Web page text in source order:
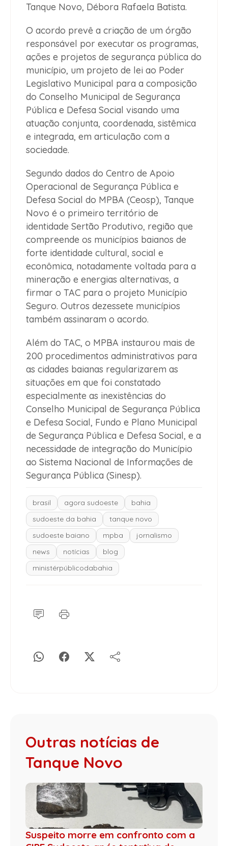
Tanque Novo, Débora Rafaela Batista.
O acordo prevê a criação de um órgão
responsável por executar os programas,
ações e projetos de segurança pública do
município, um projeto de lei ao Poder
Legislativo Municipal para a composição
do Conselho Municipal de Segurança
Pública e Defesa Social visando uma
atuação conjunta, coordenada, sistêmica
e integrada, em articulação com a
sociedade.
Segundo dados do Centro de Apoio
Operacional de Segurança Pública e
Defesa Social do MPBA (Ceosp), Tanque
Novo é o primeiro território de
identidade Sertão Produtivo, região que
compreende os municípios baianos de
forte identidade cultural, social e
econômica, notadamente voltada para a
mineração e energias alternativas, a
firmar o TAC para o projeto Município
Seguro. Outros dezessete municípios
também assinaram o acordo.
Além do TAC, o MPBA instaurou mais de
200 procedimentos administrativos para
as cidades baianas regularizarem as
situações em que foi constatado
especialmente as inexistências do
Conselho Municipal de Segurança Pública
e Defesa Social, Fundo e Plano Municipal
de Segurança Pública e Defesa Social, e a
necessidade de integração do Município
ao Sistema Nacional de Informações de
Segurança Pública (Sinesp).
brasil agora sudoeste
bahia
sudoeste da bahia
tanque novo
sudoeste baiano
mpba
jornalismo
news
notícias
blog
ministérpúblicodabahia
Outras notícias de
Tanque Novo
Suspeito morre em confronto com a